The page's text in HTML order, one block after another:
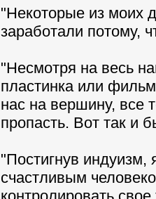
"Некоторые из моих
заработали потому,
"Несмотря на весь
пластинка или
нас на вершину, все
пропасть. Вот так и
"Постигнув
счастливым